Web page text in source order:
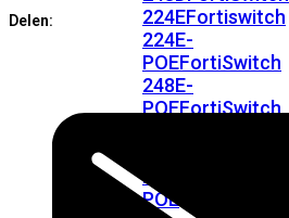
224EFortiswitch
224E-
POEFortiSwitch
248E-
POEFortiSwitch
216F-
POE
Delen: